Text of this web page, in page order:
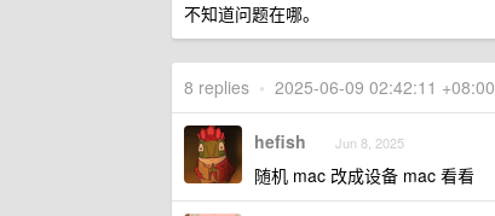
不知道问题在哪。
8 replies • 2025-06-09 02:42:11 +08:00
hefish Jun 8, 2025
随机 mac 改成设备 mac 看看